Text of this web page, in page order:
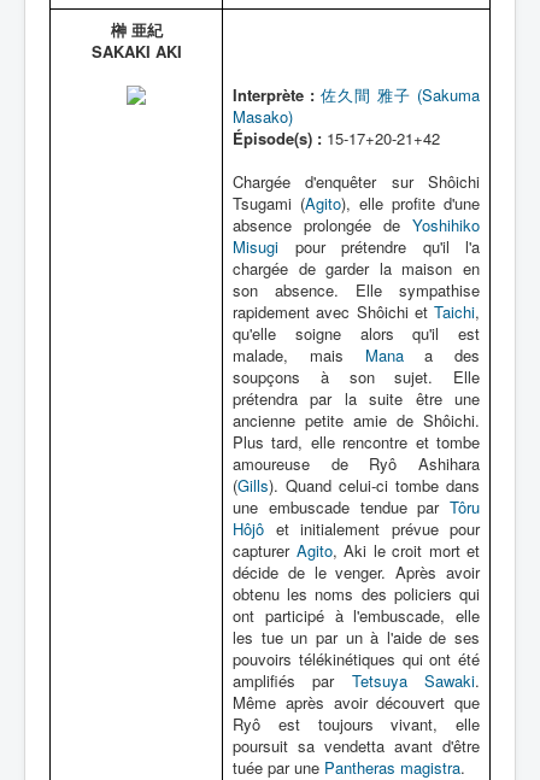
榊 亜紀
SAKAKI AKI
Interprète : 佐久間 雅子 (Sakuma
Masako)
Épisode(s) : 15-17+20-21+42
Chargée d'enquêter sur Shôichi
Tsugami (Agito), elle profite d'une
absence prolongée de Yoshihiko
Misugi pour prétendre qu'il l'a
chargée de garder la maison en
son absence. Elle sympathise
rapidement avec Shôichi et Taichi,
qu'elle soigne alors qu'il est
malade, mais Manaa des
soupçons à son sujet. Elle
prétendra par la suite être une
ancienne petite amie de Shôichi.
Plus tard, elle rencontre et tombe
amoureuse de Ryô Ashihara
(Gills). Quand celui-ci tombe dans
une embuscade tendue par Tôru
Hôjô et initialement prévue pour
capturer Agito, Aki le croit mort et
décide de le venger. Après avoir
obtenu les noms des policiers qui
ont participé à l'embuscade, elle
les tue un par un à l'aide de ses
pouvoirs télékinétiques qui ont été
amplifiés par Tetsuya Sawaki.
Même après avoir découvert que
Ryô est toujours vivant, elle
poursuit sa vendetta avant d'être
tuée par une Pantheras magistra.